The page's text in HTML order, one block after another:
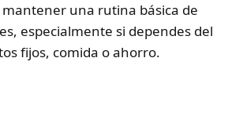
mantener una rutina básica de
especialmente si dependes del
fijos, comida o ahorro.